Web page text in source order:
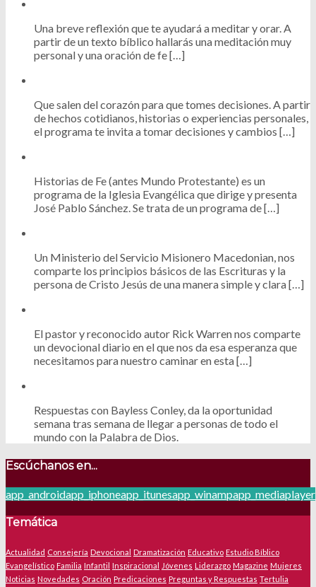
Una breve reflexión que te ayudará a meditar y orar. A
partir de un texto bíblico hallarás una meditación muy
personal y una oración de fe […]
Que salen del corazón para que tomes decisiones. A partir
de hechos cotidianos, historias o experiencias personales,
el programa te invita a tomar decisiones y cambios […]
Historias de Fe (antes Mundo Protestante) es un
programa de la Iglesia Evangélica que dirige y presenta
José Pablo Sánchez. Se trata de un programa de […]
Un Ministerio del Servicio Misionero Macedonian, nos
comparte los principios básicos de las Escrituras y la
persona de Cristo Jesús de una manera simple y clara […]
El pastor y reconocido autor Rick Warren nos comparte
un devocional diario en el que nos da esa esperanza que
necesitamos para nuestro caminar en esta […]
Respuestas con Bayless Conley, da la oportunidad
semana tras semana de llegar a personas de todo el
mundo con la Palabra de Dios.
Escúchanos en...
app_androidapp_iphoneapp_itunesapp_winampapp_mediaplayer
Temática
Actualidad Consejería Devocional Dramatización Educativo Estudio Bíblico
Evangelístico Familia Infantil Inspiracional Jóvenes Liderazgo Magazine Mujeres
Noticias Novedades Oración Predicaciones Preguntas y Respuestas Tertulia